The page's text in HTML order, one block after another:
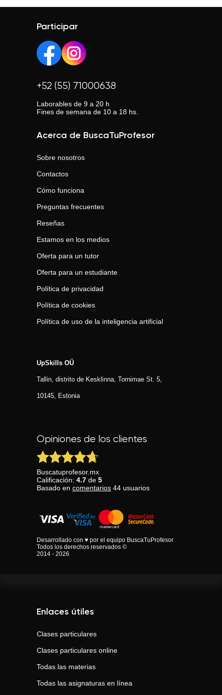
Participar
+52 (55) 71000638
Laborables de 9 a 20 h
Fines de semana de 10 a 18 hs.
Acerca de BuscaTuProfesor
Sobre nosotros
Contactos
Cómo funciona
Preguntas frecuentes
Reseñas
Estamos en los medios
Oferta para un tutor
Oferta para un estudiante
Política de privacidad
Política de cookies
Política de uso de la inteligencia artificial
UpSkills OÜ
Tallin, distrito de Kesklinna, Tornimаe St. 5,
10145, Estonia
Opiniones de los clientes
Buscatuprofesor.mx
Calificación: 4.7 de 5
Basado en comentarios 44 usuarios
Desarrollado con ♥ por el equipo BuscaTuProfesor
Todos los derechos reservados ©
2014 - 2026
Enlaces útiles
Clases particulares
Clases particulares online
Todas las materias
Todas las asignaturas en línea